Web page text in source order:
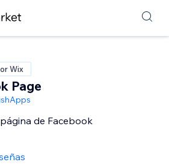
Wix
Page
de Facebook